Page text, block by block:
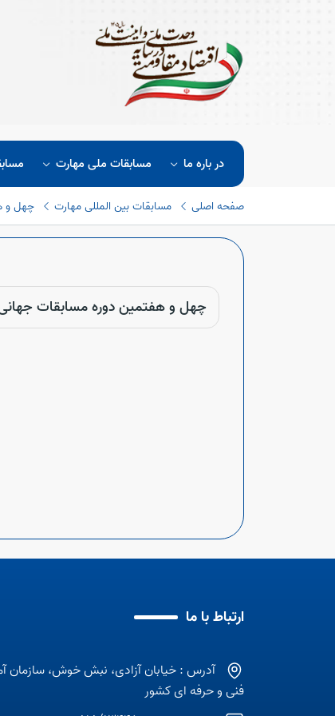
در باره ما مسابقات ملی مهارت
صفحه اصلی مسابقات بین المللی مهارت چهل و
چهل و هفتمین دوره مسابقات
ارتباط با ما
آدرس : خیابان آزادی، نبش خوش، سازمان
فنی و حرفه ای کشور